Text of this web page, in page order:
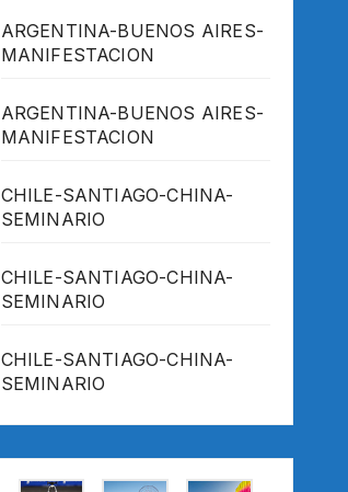
ARGENTINA-BUENOS AIRES-
MANIFESTACION
ARGENTINA-BUENOS AIRES-
MANIFESTACION
CHILE-SANTIAGO-CHINA-
SEMINARIO
CHILE-SANTIAGO-CHINA-
SEMINARIO
CHILE-SANTIAGO-CHINA-
SEMINARIO